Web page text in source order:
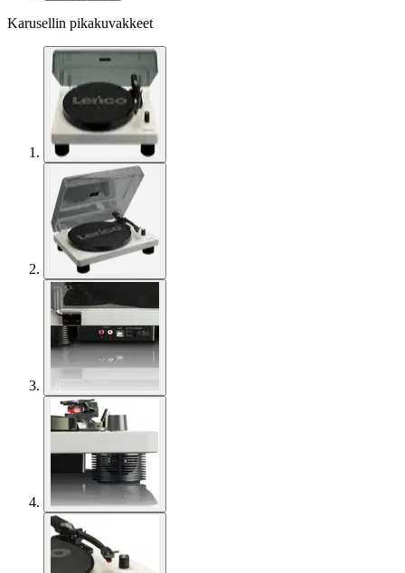
Karusellin pikakuvakkeet